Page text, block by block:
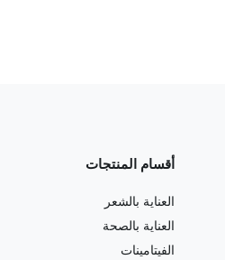
أقسام المنتجات
العناية بالشعر
العناية بالصحة
الفيتامينات